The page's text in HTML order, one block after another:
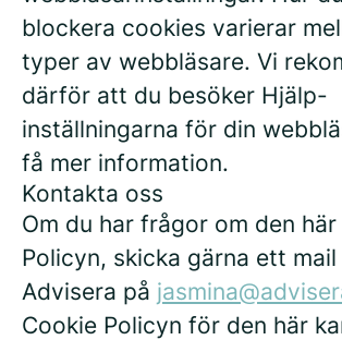
blockera cookies varierar
typer av webbläsare. Vi
därför att du besöker Hjälp-
inställningarna för din
få mer information.
Kontakta oss
Om du har frågor om den
Policyn, skicka gärna ett
Advisera på
Cookie Policyn för den här